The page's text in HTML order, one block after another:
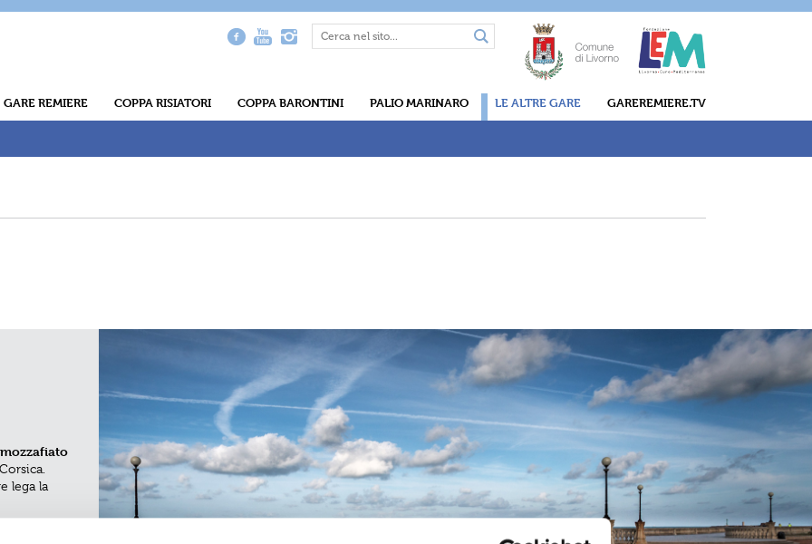
GARE REMIERE COPPA RISIATORI COPPA BARONTINI PALIO MARINARO LE ALTRE GARE GAREREMIERE.TV
lega la
più
e
è solo
e alle
di
di
la meta